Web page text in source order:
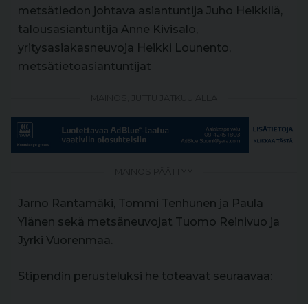
metsätiedon johtava asiantuntija Juho Heikkilä,
talousasiantuntija Anne Kivisalo,
yritysasiakasneuvoja Heikki Lounento,
metsätietoasiantuntijat
Jarno Rantamäki, Tommi Tenhunen ja Paula
Ylänen sekä metsäneuvojat Tuomo Reinivuo ja
Jyrki Vuorenmaa.
Stipendin perusteluksi he toteavat seuraavaa: